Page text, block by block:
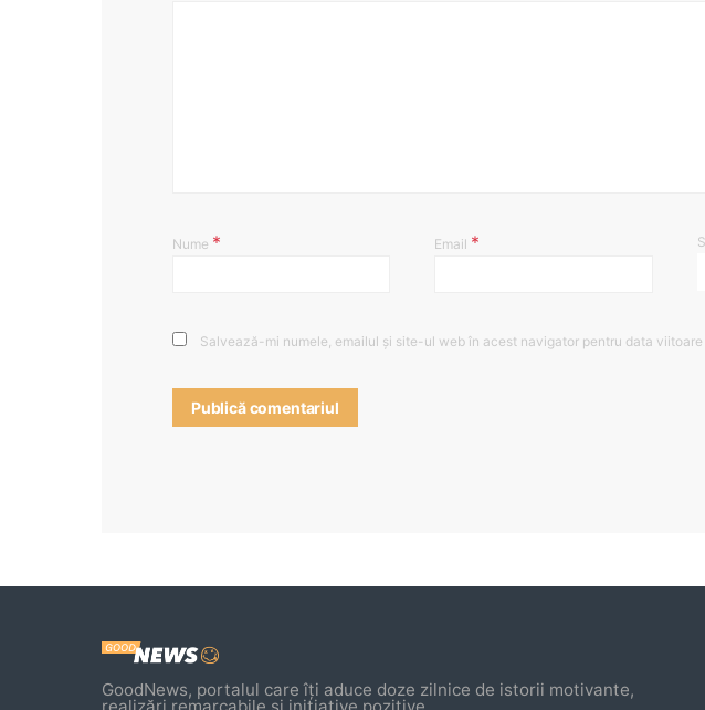
Nume * Email *
Salvează-mi numele, emailul și site-ul web în acest navigator pentru data viitoare
GoodNews, portalul care îți aduce doze zilnice de istorii motivante,